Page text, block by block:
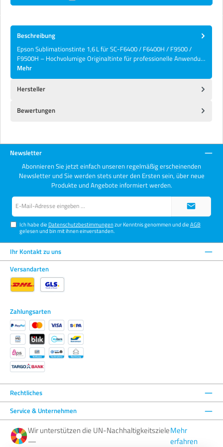
Beschreibung
Epson Sublimationstinte 1,6 L für SC-F6400 / F6400H / F9500 /
F9500H – Hochvolumige Originaltinte für professionelle Anwendu…
Mehr
Hersteller
Bewertungen
Newsletter
Abonnieren Sie jetzt einfach unseren regelmäßig erscheinenden
Newsletter und Sie werden stets unter den Ersten sein, über neue
Produkte und Angebote informiert werden.
Ich habe die Datenschutzbestimmungenzur Kenntnis genommen und dieAGB
gelesen und bin mit ihnen einverstanden.
Ihr Kontakt zu uns
Versandarten
Zahlungsarten
Rechtliches
Service & Unternehmen
Wir unterstützen die UN-Nachhaltigkeitsziele
—
Mehr
erfahren